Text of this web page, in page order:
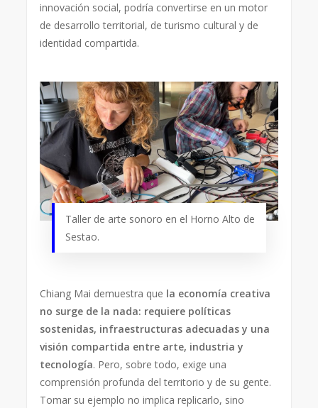
innovación social, podría convertirse en un motor
de desarrollo territorial, de turismo cultural y de
identidad compartida.
Taller de arte sonoro en el Horno Alto de
Sestao.
Chiang Mai demuestra que la economía creativa
no surge de la nada: requiere políticas
sostenidas, infraestructuras adecuadas y una
visión compartida entre arte, industria y
tecnología. Pero, sobre todo, exige una
comprensión profunda del territorio y de su gente.
Tomar su ejemplo no implica replicarlo, sino